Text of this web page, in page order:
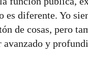
es diferente. Yo
de cosas, pero
avanzado y